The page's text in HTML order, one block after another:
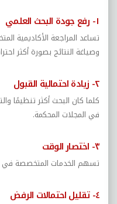
١- رفع جودة البحث العلمي
تساعد المراجعة الأكاديمية
وصياغة النتائج بصورة أكثر
٢- زيادة احتمالية القبول
كلما كان البحث أكثر تنظيمًا
في المجلات المحكمة.
٣- اختصار الوقت
تسهم الخدمات المتخصصة في
٤- تقليل احتمالات الرفض